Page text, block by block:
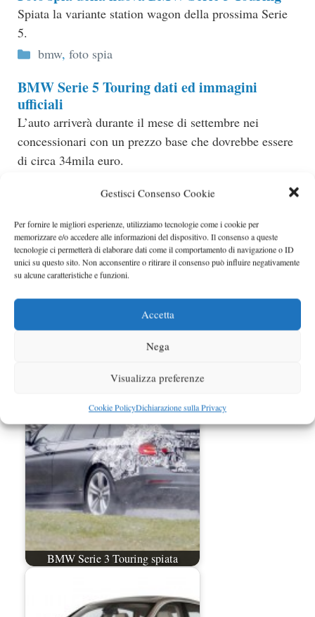
Gestisci Consenso Cookie
Per fornire le migliori esperienze, utilizziamo tecnologie come i cookie per
memorizzare e/o accedere alle informazioni del dispositivo. Il consenso a queste
tecnologie ci permetterà di elaborare dati come il comportamento di navigazione o ID
unici su questo sito. Non acconsentire o ritirare il consenso può influire negativamente
su alcune caratteristiche e funzioni.
Accetta
Nega
Visualizza preferenze
Cookie PolicyDichiarazione sulla Privacy
Spiata la variante station wagon della prossima Serie
5.
Categorie
bmw, foto spia
BMW Serie 5 Touring dati ed immagini
ufficiali
L’auto arriverà durante il mese di settembre nei
concessionari con un prezzo base che dovrebbe essere
di circa 34mila euro.
Touring
BMW Serie 3 Touring spiata